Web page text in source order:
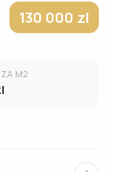
130 000 zl
M2